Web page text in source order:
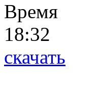
Время
18:32
скачать